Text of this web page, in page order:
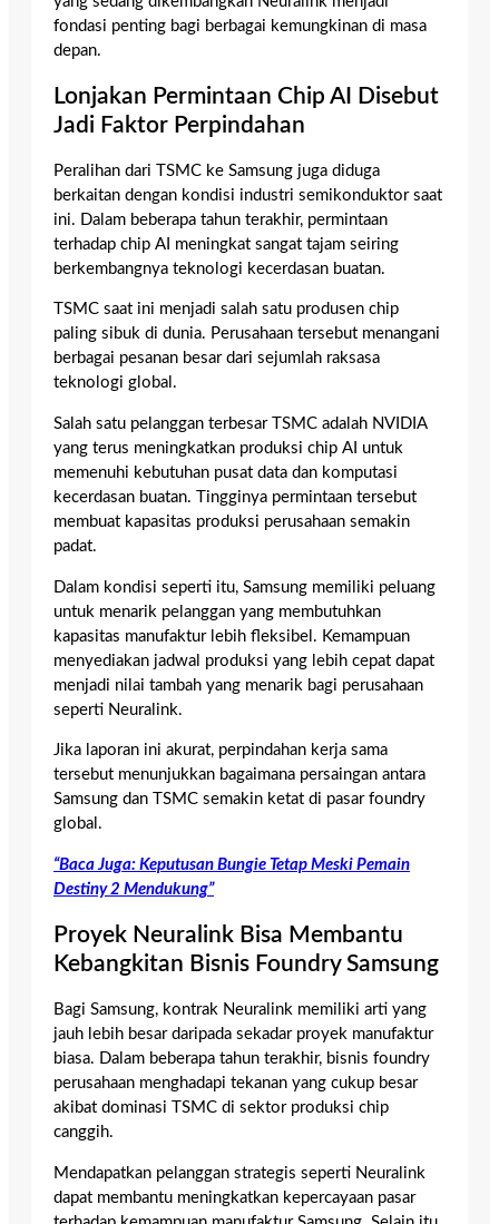
fondasi penting bagi berbagai kemungkinan di masa
depan.
Lonjakan Permintaan Chip AI Disebut
Jadi Faktor Perpindahan
Peralihan dari TSMC ke Samsung juga diduga
berkaitan dengan kondisi industri semikonduktor saat
ini. Dalam beberapa tahun terakhir, permintaan
terhadap chip AI meningkat sangat tajam seiring
berkembangnya teknologi kecerdasan buatan.
TSMC saat ini menjadi salah satu produsen chip
paling sibuk di dunia. Perusahaan tersebut menangani
berbagai pesanan besar dari sejumlah raksasa
teknologi global.
Salah satu pelanggan terbesar TSMC adalah NVIDIA
yang terus meningkatkan produksi chip AI untuk
memenuhi kebutuhan pusat data dan komputasi
kecerdasan buatan. Tingginya permintaan tersebut
membuat kapasitas produksi perusahaan semakin
padat.
Dalam kondisi seperti itu, Samsung memiliki peluang
untuk menarik pelanggan yang membutuhkan
kapasitas manufaktur lebih fleksibel. Kemampuan
menyediakan jadwal produksi yang lebih cepat dapat
menjadi nilai tambah yang menarik bagi perusahaan
seperti Neuralink.
Jika laporan ini akurat, perpindahan kerja sama
tersebut menunjukkan bagaimana persaingan antara
Samsung dan TSMC semakin ketat di pasar foundry
global.
“Baca Juga: Keputusan Bungie Tetap Meski Pemain
Destiny 2 Mendukung”
Proyek Neuralink Bisa Membantu
Kebangkitan Bisnis Foundry Samsung
Bagi Samsung, kontrak Neuralink memiliki arti yang
jauh lebih besar daripada sekadar proyek manufaktur
biasa. Dalam beberapa tahun terakhir, bisnis foundry
perusahaan menghadapi tekanan yang cukup besar
akibat dominasi TSMC di sektor produksi chip
canggih.
Mendapatkan pelanggan strategis seperti Neuralink
dapat membantu meningkatkan kepercayaan pasar